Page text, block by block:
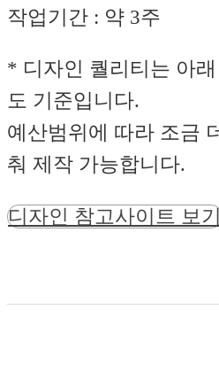
작업기간 : 약 3주
* 디자인 퀄리티는 아
도 기준입니다.
예산범위에 따라 조금
춰 제작 가능합니다.
디자인 참고사이트 보